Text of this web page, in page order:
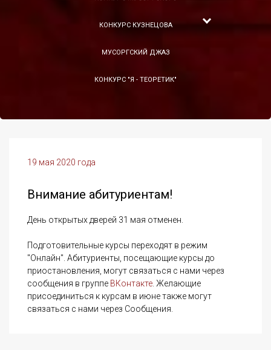
КОНКУРС КУЗНЕЦОВА
МУСОРГСКИЙ ДЖАЗ
КОНКУРС "Я - ТЕОРЕТИК"
19 мая 2020 года
Внимание абитуриентам!
День открытых дверей 31 мая отменен.
Подготовительные курсы переходят в режим
"Онлайн". Абитуриенты, посещающие курсы до
приостановления, могут связаться с нами через
сообщения в группе ВКонтакте . Желающие
присоединиться к курсам в июне также могут
связаться с нами через Сообщения.